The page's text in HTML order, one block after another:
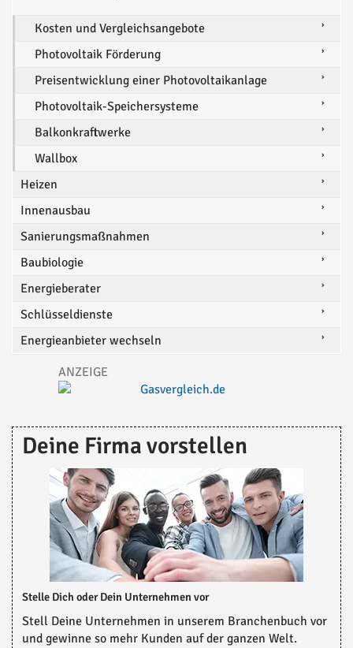
Kosten und Vergleichsangebote
Photovoltaik Förderung
Preisentwicklung einer Photovoltaikanlage
Photovoltaik-Speichersysteme
Balkonkraftwerke
Wallbox
Heizen
Innenausbau
Sanierungsmaßnahmen
Baubiologie
Energieberater
Schlüsseldienste
Energieanbieter wechseln
Deine Firma vorstellen
Stelle Dich oder Dein Unternehmen vor
Stell Deine Unternehmen in unserem Branchenbuch vor
und gewinne so mehr Kunden auf der ganzen Welt.